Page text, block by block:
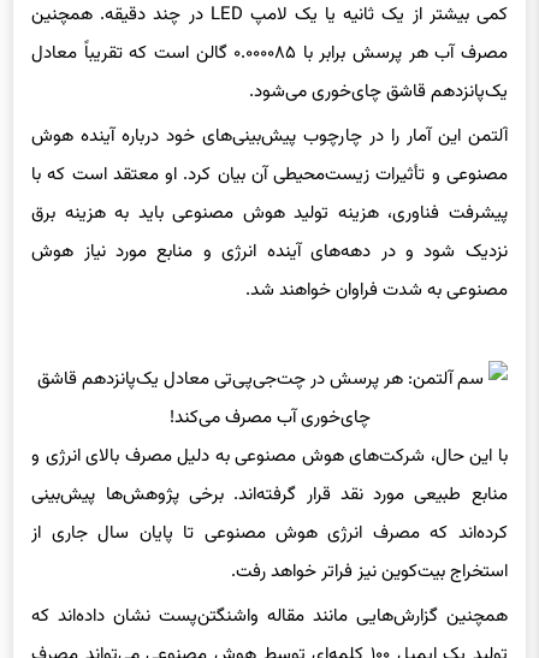
مصرف آب هر پرسش برابر با ۰.۰۰۰۰۸۵ گالن است که تقریباً معادل
یک‌پانزدهم قاشق چای‌خوری می‌شود.
آلتمن این آمار را در چارچوب پیش‌بینی‌های خود درباره آینده هوش
مصنوعی و تأثیرات زیست‌محیطی آن بیان کرد. او معتقد است که با
پیشرفت فناوری، هزینه تولید هوش مصنوعی باید به هزینه برق
نزدیک شود و در دهه‌های آینده انرژی و منابع مورد نیاز هوش
مصنوعی به شدت فراوان خواهند شد.
با این حال، شرکت‌های هوش مصنوعی به دلیل مصرف بالای انرژی و
منابع طبیعی مورد نقد قرار گرفته‌اند. برخی پژوهش‌ها پیش‌بینی
کرده‌اند که مصرف انرژی هوش مصنوعی تا پایان سال جاری از
استخراج بیت‌کوین نیز فراتر خواهد رفت.
همچنین گزارش‌هایی مانند مقاله واشنگتن‌پست نشان داده‌اند که
تولید یک ایمیل ۱۰۰ کلمه‌ای توسط هوش مصنوعی می‌تواند مصرف